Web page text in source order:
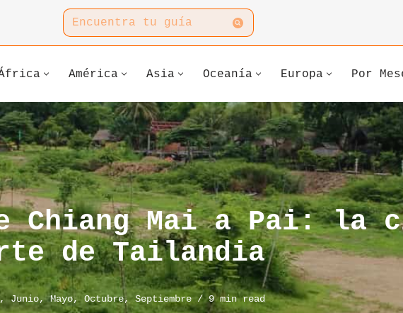
América Asia Oceanía Europa Por
Chiang Mai a Pai: la
de Tailandia
,Junio,Mayo, Octubre, Septiembre 9 min read